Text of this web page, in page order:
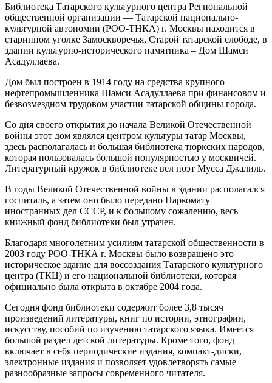
Библиотека Татарского культурного центра Региональной
общественной организации — Татарской национально-
культурной автономии (РОО-ТНКА) г. Москвы находится в
старинном уголке Замоскворечья, Старой татарской слободе, в
здании культурно-исторического памятника – Дом Шамси
Асадуллаева.
Дом был построен в 1914 году на средства крупного
нефтепромышленника Шамси Асадуллаева при финансовом и
безвозмездном трудовом участии татарской общины города.
Со дня своего открытия до начала Великой Отечественной
войны этот дом являлся центром культуры татар Москвы,
здесь располагалась и большая библиотека тюркских народов,
которая пользовалась большой популярностью у москвичей.
Литературный кружок в библиотеке вел поэт Мусса Джалиль.
В годы Великой Отечественной войны в здании располагался
госпиталь, а затем оно было передано Наркомату
иностранных дел СССР, и к большому сожалению, весь
книжный фонд библиотеки был утрачен.
Благодаря многолетним усилиям татарской общественности в
2003 году РОО-ТНКА г. Москвы было возвращено это
историческое здание для воссоздания Татарского культурного
центра (ТКЦ) и его национальной библиотеки, которая
официально была открыта в октябре 2004 года.
Сегодня фонд библиотеки содержит более 3,8 тысяч
произведений литературы, книг по истории, этнографии,
искусству, пособий по изучению татарского языка. Имеется
большой раздел детской литературы. Кроме того, фонд
включает в себя периодические издания, компакт-диски,
электронные издания и позволяет удовлетворять самые
разнообразные запросы современного читателя.